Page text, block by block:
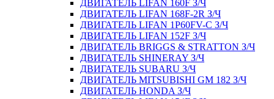
ДВИГАТЕЛЬ LIFAN 160F З/Ч
ДВИГАТЕЛЬ LIFAN 168F-2R З/Ч
ДВИГАТЕЛЬ LIFAN 1P60FV-C З/Ч
ДВИГАТЕЛЬ LIFAN 152F З/Ч
ДВИГАТЕЛЬ BRIGGS & STRATTON З/Ч
ДВИГАТЕЛЬ SHINERAY З/Ч
ДВИГАТЕЛЬ SUBARU З/Ч
ДВИГАТЕЛЬ MITSUBISHI GM 182 З/Ч
ДВИГАТЕЛЬ HONDA З/Ч